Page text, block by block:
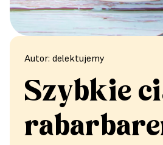
Autor: delektujemy
Szybkie